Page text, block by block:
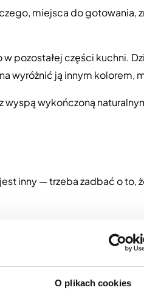
O plikach cookies
miejsca do gotowania,
pozostałej części kuchni.
wyróżnić ją innym kolorem,
wykończoną
inny — trzeba zadbać o to,
frezowanie, naturalne
dopracowany wygląd.
wyborem, jeśli zależy Ci
przykład poprzez blat,